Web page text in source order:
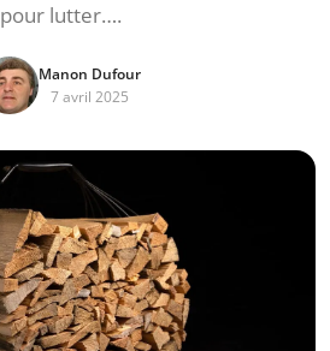
pour lutter….
Manon Dufour
7 avril 2025